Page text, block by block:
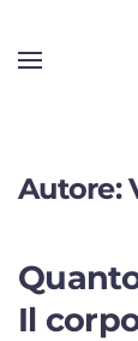
Autore:
Il